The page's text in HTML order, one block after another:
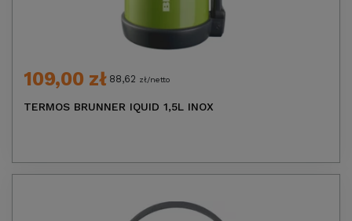
109,00 zł 88,62 zł/netto
TERMOS BRUNNER IQUID 1,5L INOX